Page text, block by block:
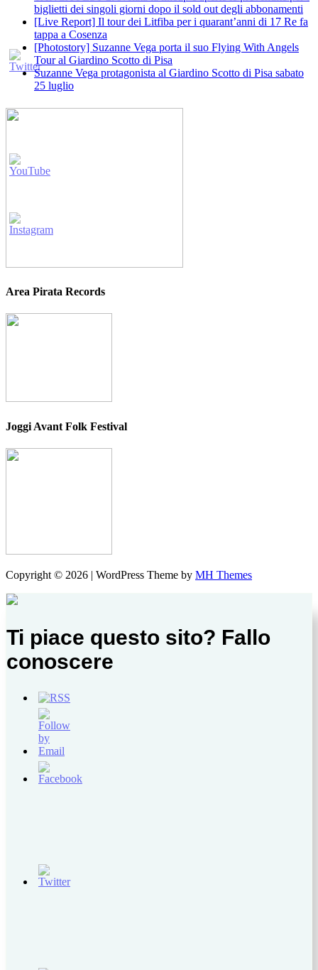
biglietti dei singoli giorni dopo il sold out degli abbonamenti
[Live Report] Il tour dei Litfiba per i quarant’anni di 17 Re fa
tappa a Cosenza
[Photostory] Suzanne Vega porta il suo Flying With Angels
Tour al Giardino Scotto di Pisa
Suzanne Vega protagonista al Giardino Scotto di Pisa sabato
25 luglio
Area Pirata Records
Joggi Avant Folk Festival
Copyright © 2026 | WordPress Theme by MH Themes
Ti piace questo sito? Fallo
conoscere